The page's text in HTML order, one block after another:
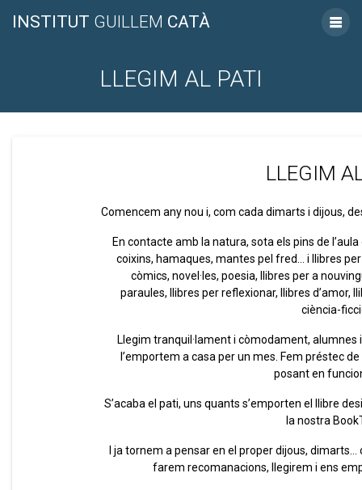
INSTITUT GUILLEM CATÀ
LLEGIM AL PATI
LLEGIM
Comencem any nou i, com cada dimarts i dijous,
En contacte amb la natura, sota els pins de
coixins, hamaques, mantes pel fred… i llibres
còmics, novel·les, poesia, llibres per a
paraules, llibres per reflexionar, llibres d’amor,
ciència-
Llegim tranquil·lament i còmodament, alumnes
l’emportem a casa per un mes. Fem préstec
posant en
S’acaba el pati, uns quants s’emporten el llibre
la nostra
I ja tornem a pensar en el proper dijous,
farem recomanacions, llegirem i ens